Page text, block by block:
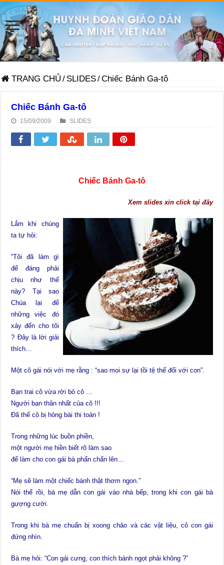
TRANG CHỦ / SLIDES/Chiếc Bánh Ga-tô
Chiếc Bánh Ga-tô
15/09/2009 SLIDES
Chiếc Bánh Ga-tô
Xem slides xin click tại đây
Lắm khi chúng
ta tự hỏi:
“Tôi đã làm gì
để đáng phải
chịu như thế
này?
Tại sao
Chúa lại để
những việc đó
xảy đến cho tôi
? Đây là lời giải
thích…
Một cô gái nói với mẹ rằng : “sao mọi sự lại tồi tệ thế đối với con”.
Bạn trai cô vừa rời bỏ cô …
Người bạn thân nhất của cô !!!
Đã thế cô bị hỏng bài thi toán !
Trong những lúc buồn phiền,
một người mẹ hiền biết rõ làm sao
để làm cho con gái bà phấn chấn lên…
“Mẹ sẽ làm một chiếc bánh thật thơm ngon.”
Nói thế rồi, bà mẹ dẫn con gái vào nhà bếp, trong khi con gái bà
gượng cười.
Trong khi bà mẹ chuẩn bị xoong chảo và các vật liệu, cô con gái
đứng nhìn.
Bà mẹ hỏi: “Con gái cưng, con thích bánh ngọt phải không ?”